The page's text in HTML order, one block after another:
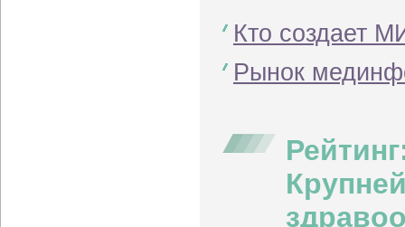
Кто создает
Рынок